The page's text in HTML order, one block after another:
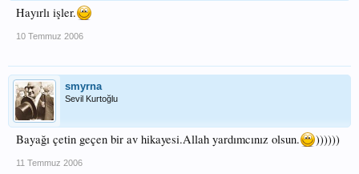
Hayırlı işler.
10 Temmuz 2006
smyrna
Sevil Kurtoğlu
Bayağı çetin geçen bir av hikayesi.Allah yardımcınız olsun. ))))))
11 Temmuz 2006